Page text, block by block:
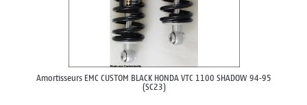
Amortisseurs EMC CUSTOM BLACK HONDA VTC 1100 SHADOW 94-95
(SC23)